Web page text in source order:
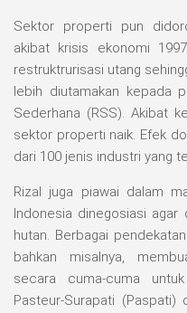
Sektor properti pun
akibat krisis ekonomi
restruktrurisasi utang
lebih diutamakan kepada
Sederhana (RSS). Akibat
sektor properti naik. Efek
dari 100 jenis industri yang
Rizal juga piawai dalam
Indonesia dinegosiasi
hutan. Berbagai
bahkan misalnya,
secara cuma-cuma
Pasteur-Surapati (Paspati)